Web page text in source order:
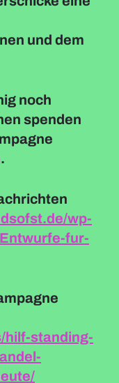
und dem
noch
spenden
wp-
fur-
standing-